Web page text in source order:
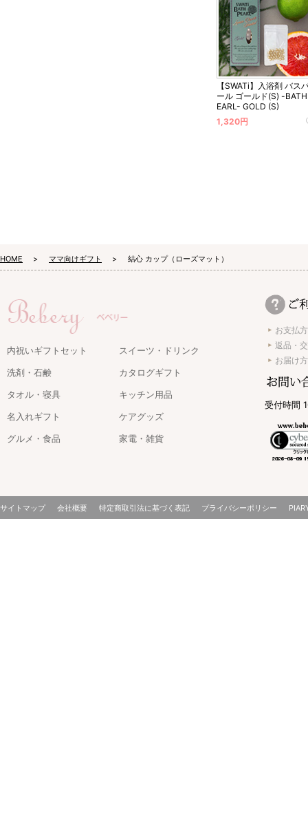
【SWATi】入浴剤 バス
ール ゴールド(S) -
EARL- GOLD (S)
1,320円
HOME ママ向けギフト 結心 カップ（ローズマット）
内祝いギフトセット
スイーツ・ドリンク
洗剤・石鹸
カタログギフト
タオル・寝具
キッチン用品
名入れギフト
ケアグッズ
グルメ・食品
家電・雑貨
お支払
返品・
お届け
受付時間
サイトマップ 会社概要 特定商取引法に基づく表記 プライバシーポリシー